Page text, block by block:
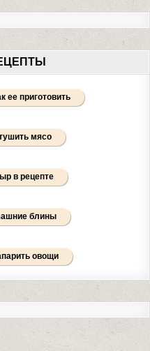
ее приготовить
мясо
в рецепте
блины
овощи